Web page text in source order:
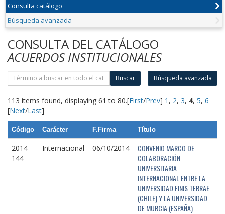
Consulta catálogo
Búsqueda avanzada
CONSULTA DEL CATÁLOGO
ACUERDOS INSTITUCIONALES
Buscar Búsqueda avanzada
113 items found, displaying 61 to 80.[First/Prev] 1 , 2, 3, 4, 5, 6
[Next/Last]
Código Carácter F.Firma Título
2014-
144
Internacional 06/10/2014
CONVENIO MARCO DE
COLABORACIÓN
UNIVERSITARIA
INTERNACIONAL ENTRE LA
UNIVERSIDAD FINIS TERRAE
(CHILE) Y LA UNIVERSIDAD
DE MURCIA (ESPAÑA)